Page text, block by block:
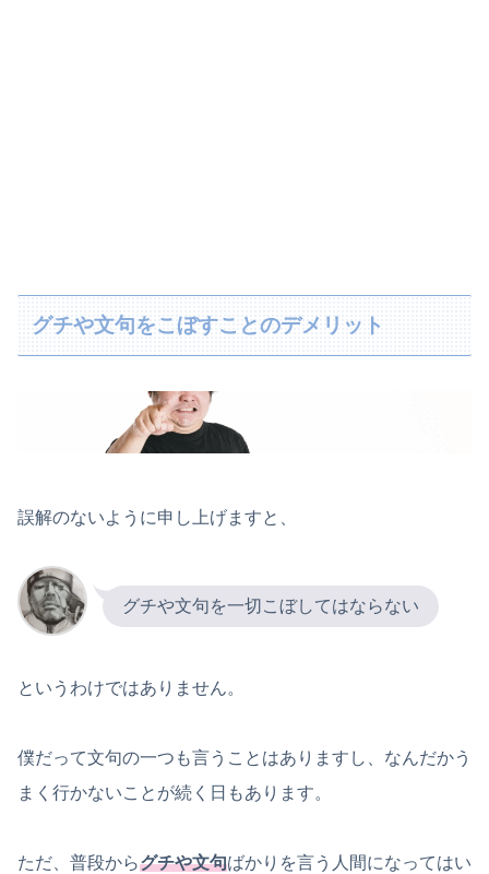
グチや文句をこぼすことのデメリット
誤解のないように申し上げますと、
グチや文句を一切こぼしてはならない
というわけではありません。
僕だって文句の一つも言うことはありますし、なんだかう
まく行かないことが続く日もあります。
ただ、普段からグチや文句ばかりを言う人間になってはい